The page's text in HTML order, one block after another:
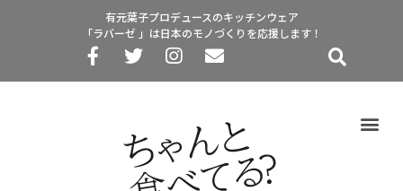
有元葉子プロデュースのキッチンウェア
「ラバーゼ 」は日本のモノづくりを応援します！